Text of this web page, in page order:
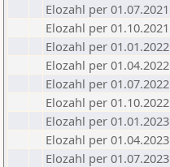
Elozahl per 01.07.2021
Elozahl per 01.10.2021
Elozahl per 01.01.2022
Elozahl per 01.04.2022
Elozahl per 01.07.2022
Elozahl per 01.10.2022
Elozahl per 01.01.2023
Elozahl per 01.04.2023
Elozahl per 01.07.2023